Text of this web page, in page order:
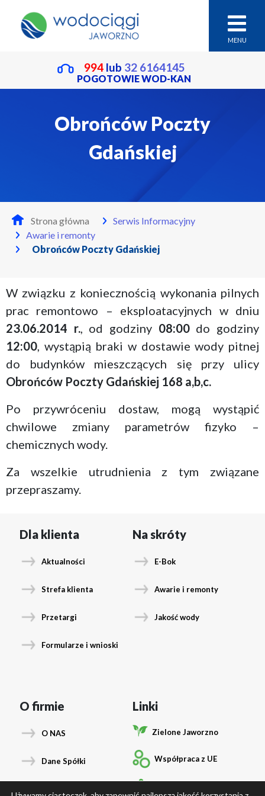
MENU
994 lub 32 6164145
POGOTOWIE WOD-KAN
Obrońców Poczty
Gdańskiej
Strona główna
Serwis Informacyjny
Awarie i remonty
Obrońców Poczty Gdańskiej
W związku z koniecznością wykonania pilnych
prac remontowo – eksploatacyjnych w dniu
23.06.2014 r., od godziny 08:00 do godziny
12:00, wystąpią braki w dostawie wody pitnej
do budynków mieszczących się przy ulicy
Obrońców Poczty Gdańskiej 168 a,b,c.
Po przywróceniu dostaw, mogą wystąpić
chwilowe zmiany parametrów fizyko –
chemicznych wody.
Za wszelkie utrudnienia z tym związane
przepraszamy.
Dla klienta
Aktualności
Strefa klienta
Przetargi
Formularze i wnioski
Na skróty
E-Bok
Awarie i remonty
Jakość wody
O firmie
O NAS
Dane Spółki
Linki
Zielone Jaworzno
Współpraca z UE